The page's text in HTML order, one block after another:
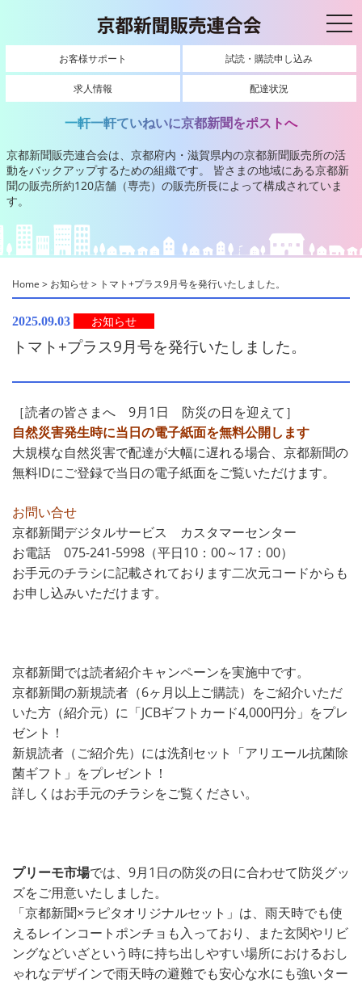
お客様サポート 試読・購読申し込み
求人情報 配達状況
一軒一軒ていねいに京都新聞をポストへ
京都新聞販売連合会は、京都府内・滋賀県内の京都新聞販売所の活
動をバックアップするための組織です。 皆さまの地域にある京都新
聞の販売所約120店舗（専売）の販売所長によって構成されていま
す。
Home > お知らせ> トマト+プラス9月号を発行いたしました。
2025.09.03 お知らせ
トマト+プラス9月号を発行いたしました。
［読者の皆さまへ 9月1日 防災の日を迎えて］
自然災害発生時に当日の電子紙面を無料公開します
大規模な自然災害で配達が大幅に遅れる場合、京都新聞の
無料IDにご登録で当日の電子紙面をご覧いただけます。
お問い合せ
京都新聞デジタルサービス カスタマーセンター
お電話 075-241-5998（平日10：00～17：00）
お手元のチラシに記載されております二次元コードからも
お申し込みいただけます。
京都新聞では読者紹介キャンペーンを実施中です。
京都新聞の新規読者（6ヶ月以上ご購読）をご紹介いただ
いた方（紹介元）に「JCBギフトカード4,000円分」をプレ
ゼント！
新規読者（ご紹介先）には洗剤セット「アリエール抗菌除
菌ギフト」をプレゼント！
詳しくはお手元のチラシをご覧ください。
プリーモ市場では、9月1日の防災の日に合わせて防災グッ
ズをご用意いたしました。
「京都新聞×ラピタオリジナルセット」は、雨天時でも使
えるレインコートポンチョも入っており、また玄関やリビ
ングなどいざという時に持ち出しやすい場所におけるおし
ゃれなデザインで雨天時の避難でも安心な水にも強いター